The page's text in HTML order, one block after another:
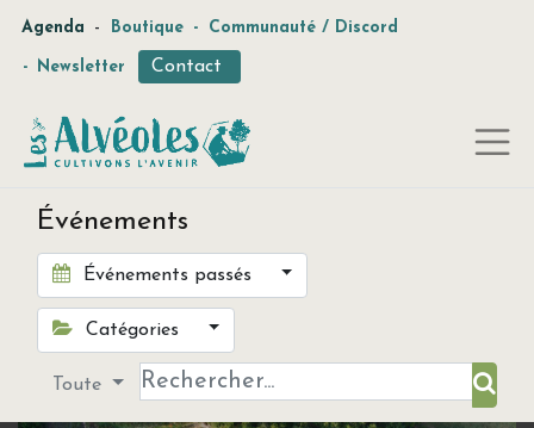
Agenda - Boutique - Communauté / Discord
- Newsletter Contact
Événements
Événements passés
Catégories
Toute